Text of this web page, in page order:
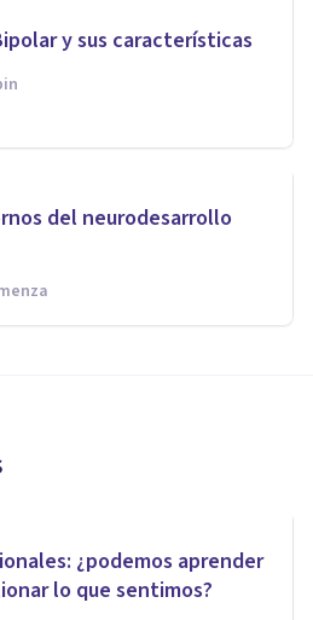
y sus características
del neurodesarrollo
¿podemos aprender
lo que sentimos?